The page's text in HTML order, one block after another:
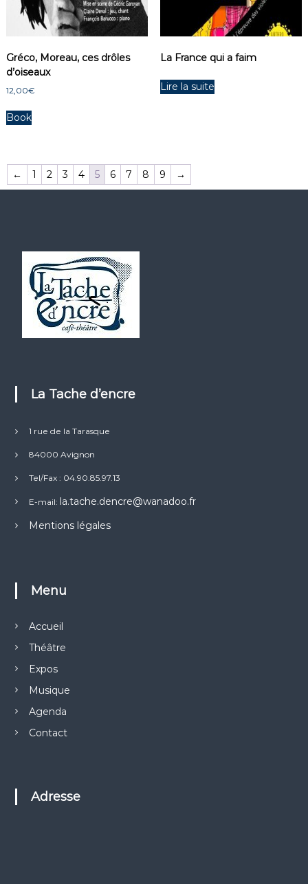
Gréco, Moreau, ces drôles
d’oiseaux
12,00€
Book
La France qui a faim
Lire la suite
← 1 2 3 4 5 6 7 8 9 →
La Tache d’encre
1 rue de la Tarasque
84000 Avignon
Tel/Fax : 04.90.85.97.13
E-mail: la.tache.dencre@wanadoo.fr
Mentions légales
Menu
Accueil
Théâtre
Expos
Musique
Agenda
Contact
Adresse